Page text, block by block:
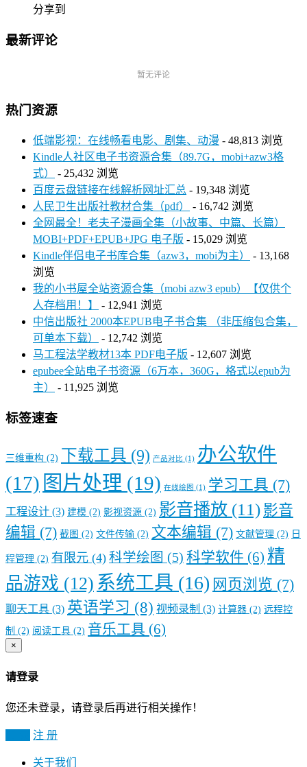
分享到
最新评论
暂无评论
热门资源
低端影视：在线畅看电影、剧集、动漫 - 48,813 浏览
Kindle人社区电子书资源合集（89.7G，mobi+azw3格
式）
- 25,432 浏览
百度云盘链接在线解析网址汇总 - 19,348 浏览
人民卫生出版社教材合集（pdf）
- 16,742 浏览
全网最全！老夫子漫画全集（小故事、中篇、长篇）
MOBI+PDF+EPUB+JPG 电子版 - 15,029 浏览
Kindle伴侣电子书库合集（azw3，mobi为主）
- 13,168
浏览
我的小书屋全站资源合集（mobi azw3 epub）【仅供个
人存档用！】
- 12,941 浏览
中信出版社 2000本EPUB电子书合集 （非压缩包合集，
可单本下载）
- 12,742 浏览
马工程法学教材13本 PDF电子版 - 12,607 浏览
epubee全站电子书资源（6万本，360G，格式以epub为
主）
- 11,925 浏览
标签速查
三维重构 (2) 下载工具 (9) 产品对比 (1) 办公软件
(17) 图片处理 (19) 在线绘图 (1) 学习工具 (7)
工程设计 (3) 建模 (2) 影视资源 (2) 影音播放 (11) 影音
编辑 (7) 截图 (2) 文件传输 (2) 文本编辑 (7) 文献管理 (2) 日
程管理 (2) 有限元 (4) 科学绘图 (5) 科学软件 (6) 精
品游戏 (12) 系统工具 (16) 网页浏览 (7)
聊天工具 (3) 英语学习 (8) 视频录制 (3) 计算器 (2) 远程控
制 (2) 阅读工具 (2) 音乐工具 (6)
×
请登录
您还未登录，请登录后再进行相关操作！
注 册
关于我们